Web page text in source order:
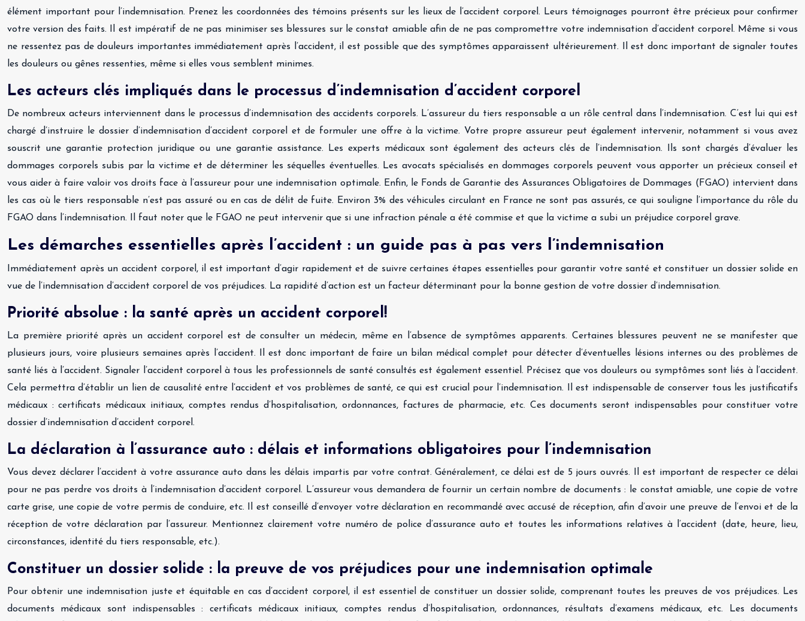
élément important pour l’indemnisation. Prenez les coordonnées des témoins présents sur les lieux de l’accident corporel. Leurs témoignages pourront être précieux pour confirmer
votre version des faits. Il est impératif de ne pas minimiser ses blessures sur le constat amiable afin de ne pas compromettre votre indemnisation d’accident corporel. Même si vous
ne ressentez pas de douleurs importantes immédiatement après l’accident, il est possible que des symptômes apparaissent ultérieurement. Il est donc important de signaler toutes
les douleurs ou gênes ressenties, même si elles vous semblent minimes.
Les acteurs clés impliqués dans le processus d’indemnisation d’accident corporel
De nombreux acteurs interviennent dans le processus d’indemnisation des accidents corporels. L’assureur du tiers responsable a un rôle central dans l’indemnisation. C’est lui qui est
chargé d’instruire le dossier d’indemnisation d’accident corporel et de formuler une offre à la victime. Votre propre assureur peut également intervenir, notamment si vous avez
souscrit une garantie protection juridique ou une garantie assistance. Les experts médicaux sont également des acteurs clés de l’indemnisation. Ils sont chargés d’évaluer les
dommages corporels subis par la victime et de déterminer les séquelles éventuelles. Les avocats spécialisés en dommages corporels peuvent vous apporter un précieux conseil et
vous aider à faire valoir vos droits face à l’assureur pour une indemnisation optimale. Enfin, le Fonds de Garantie des Assurances Obligatoires de Dommages (FGAO) intervient dans
les cas où le tiers responsable n’est pas assuré ou en cas de délit de fuite. Environ 3% des véhicules circulant en France ne sont pas assurés, ce qui souligne l’importance du rôle du
FGAO dans l’indemnisation. Il faut noter que le FGAO ne peut intervenir que si une infraction pénale a été commise et que la victime a subi un préjudice corporel grave.
Les démarches essentielles après l’accident : un guide pas à pas vers l’indemnisation
Immédiatement après un accident corporel, il est important d’agir rapidement et de suivre certaines étapes essentielles pour garantir votre santé et constituer un dossier solide en
vue de l’indemnisation d’accident corporel de vos préjudices. La rapidité d’action est un facteur déterminant pour la bonne gestion de votre dossier d’indemnisation.
Priorité absolue : la santé après un accident corporel!
La première priorité après un accident corporel est de consulter un médecin, même en l’absence de symptômes apparents. Certaines blessures peuvent ne se manifester que
plusieurs jours, voire plusieurs semaines après l’accident. Il est donc important de faire un bilan médical complet pour détecter d’éventuelles lésions internes ou des problèmes de
santé liés à l’accident. Signaler l’accident corporel à tous les professionnels de santé consultés est également essentiel. Précisez que vos douleurs ou symptômes sont liés à l’accident.
Cela permettra d’établir un lien de causalité entre l’accident et vos problèmes de santé, ce qui est crucial pour l’indemnisation. Il est indispensable de conserver tous les justificatifs
médicaux : certificats médicaux initiaux, comptes rendus d’hospitalisation, ordonnances, factures de pharmacie, etc. Ces documents seront indispensables pour constituer votre
dossier d’indemnisation d’accident corporel.
La déclaration à l’assurance auto : délais et informations obligatoires pour l’indemnisation
Vous devez déclarer l’accident à votre assurance auto dans les délais impartis par votre contrat. Généralement, ce délai est de 5 jours ouvrés. Il est important de respecter ce délai
pour ne pas perdre vos droits à l’indemnisation d’accident corporel. L’assureur vous demandera de fournir un certain nombre de documents : le constat amiable, une copie de votre
carte grise, une copie de votre permis de conduire, etc. Il est conseillé d’envoyer votre déclaration en recommandé avec accusé de réception, afin d’avoir une preuve de l’envoi et de la
réception de votre déclaration par l’assureur. Mentionnez clairement votre numéro de police d’assurance auto et toutes les informations relatives à l’accident (date, heure, lieu,
circonstances, identité du tiers responsable, etc.).
Constituer un dossier solide : la preuve de vos préjudices pour une indemnisation optimale
Pour obtenir une indemnisation juste et équitable en cas d’accident corporel, il est essentiel de constituer un dossier solide, comprenant toutes les preuves de vos préjudices. Les
documents médicaux sont indispensables : certificats médicaux initiaux, comptes rendus d’hospitalisation, ordonnances, résultats d’examens médicaux, etc. Les documents